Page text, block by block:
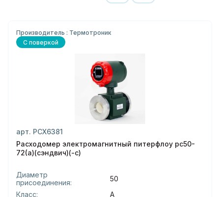
Производитель : Термотроник
С поверкой
арт. РСХ6381
Расходомер электромагнитный питерфлоу рс50-
72(а)(сэндвич)(-с)
Диаметр
присоединения:
50
Класс:
А